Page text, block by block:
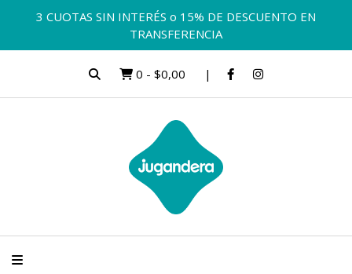
3 CUOTAS SIN INTERÉS o 15% DE DESCUENTO EN
TRANSFERENCIA
0 - $0,00